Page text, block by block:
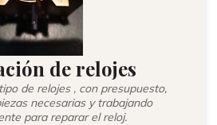
de relojes
de relojes , con presupuesto,
necesarias y trabajando
para reparar el reloj.